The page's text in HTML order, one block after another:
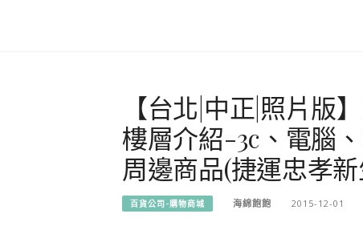
【台北|中正|照片版
樓層介紹-3c、電腦
周邊商品(捷運忠孝
百貨公司-購物商城 海綿飽飽 2015-12-01